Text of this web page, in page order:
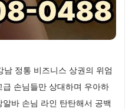
정통 비즈니스 상권의 위엄
손님들만 상대하며 우아하
바 손님 라인 탄탄해서 공백